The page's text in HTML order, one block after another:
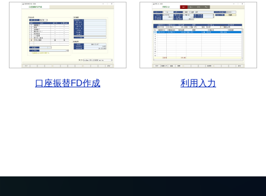
口座振替FD作成 利用入力